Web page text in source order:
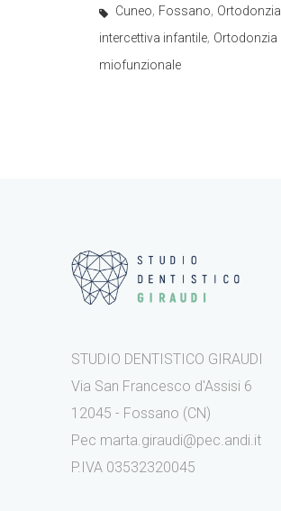
Cuneo, Fossano, Ortodonzia
intercettiva infantile, Ortodonzia
miofunzionale
STUDIO DENTISTICO GIRAUDI
Via San Francesco d'Assisi 6
12045 - Fossano (CN)
Pec marta.giraudi@pec.andi.it
P.IVA 03532320045